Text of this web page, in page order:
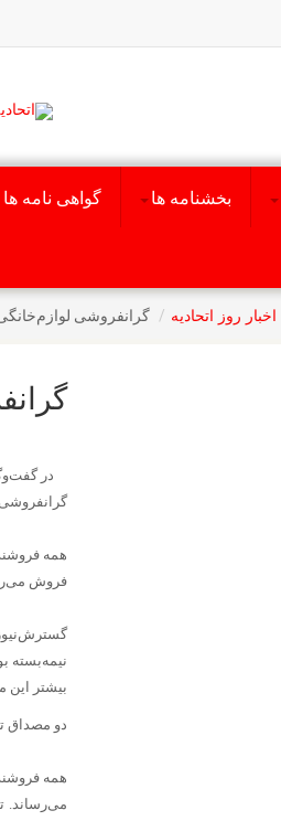
بخشنامه ها گواهی نامه ها
اخبار روز اتحادیه گرانفروشی
در
گرانفروشی
همه
فروش
نیمه‌بسته
بیشتر این
دو مصداق
همه
می‌رساند.‌